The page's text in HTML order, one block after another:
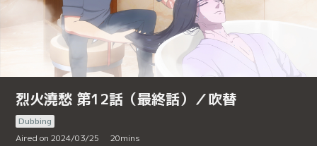
烈火澆愁 第12話（最終話）／吹替
Dubbing
Aired on 2024/03/25
20mins